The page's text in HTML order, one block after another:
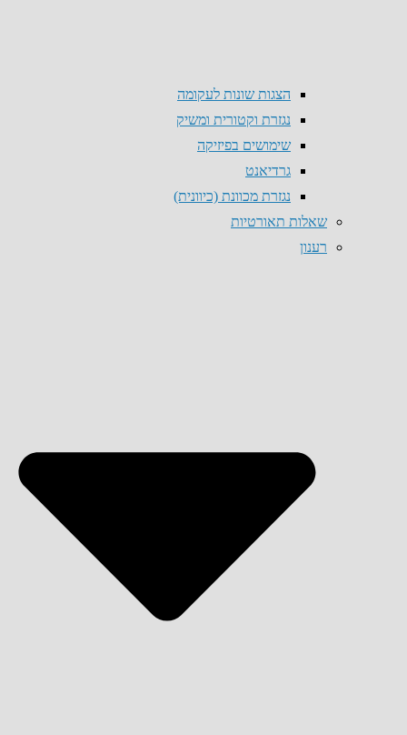
הצגות שונות לעקומה
נגזרת וקטורית ומשיק
שימושים בפיזיקה
גרדיאנט
נגזרת מכוונת (כיוונית)
שאלות תאורטיות
רענון